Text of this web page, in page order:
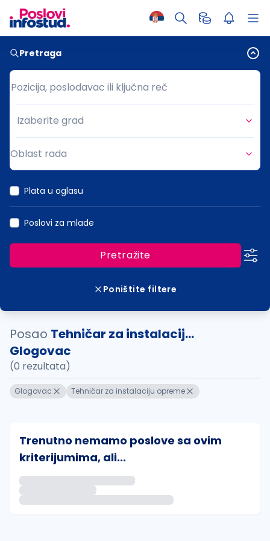
Pretraga
Pozicija, poslodavac ili ključna reč
Pozicija, poslodavac ili ključna reč
Grad
Izaberite grad
Oblast rada
Plata u oglasu
Poslovi za mlade
Pretražite
Poništite filtere
Posao Tehničar za instalacij...
Glogovac
(0 rezultata)
Glogovac Tehničar za instalaciju opreme
Trenutno nemamo poslove sa ovim
kriterijumima, ali...